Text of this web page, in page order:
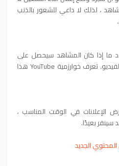
، لذلك لا داعي للشعور بالذنب
ما إذا كان المشاهد سيحصل على
إعلان هو اهتمامه الملحوظ بالفيديو. تعرف خوارزمية YouTube هذا
في الوقت المناسب ،
سينقر بعيدًا.
الجديد